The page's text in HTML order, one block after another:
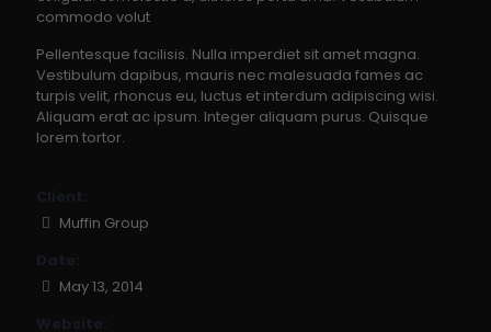
commodo volut
Pellentesque facilisis. Nulla imperdiet sit amet magna.
Vestibulum dapibus, mauris nec malesuada fames ac
turpis velit, rhoncus eu, luctus et interdum adipiscing wisi.
Aliquam erat ac ipsum. Integer aliquam purus. Quisque
lorem tortor.
Client:
Muffin Group
Date:
May 13, 2014
Website: